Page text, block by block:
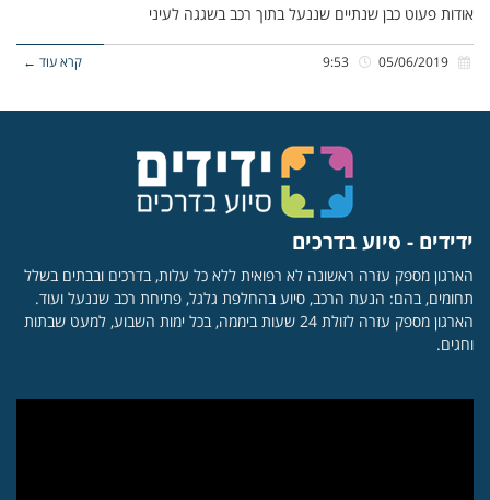
אודות פעוט כבן שנתיים שננעל בתוך רכב בשגגה לעיני
קרא עוד ←
ידידים - סיוע בדרכים
הארגון מספק עזרה ראשונה לא רפואית ללא כל עלות, בדרכים ובבתים בשלל
תחומים, בהם: הנעת הרכב, סיוע בהחלפת גלגל, פתיחת רכב שננעל ועוד.
הארגון מספק עזרה לזולת 24 שעות ביממה, בכל ימות השבוע, למעט שבתות
וחגים.